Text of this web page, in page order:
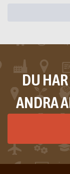
DU
ANDRA